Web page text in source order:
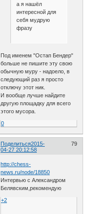
а я нашёл
интересной для
себя мудрую
фразу
Под именем "Остап Бендер"
больше не пишите эту свою
обычную муру - надоело, в
следующий раз я просто
отключу этот ник.
И вообще лучше найдите
другую площадку для всего
этого мусора.
0
Поделиться 79
2015-
04-27 20:12:58
http://chess-
news.ru/node/18850
Интервью с Александром
Белявским,рекомендую
+2